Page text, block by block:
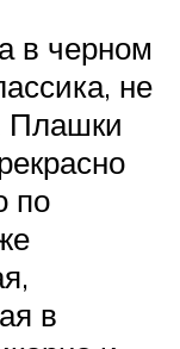
в черном
не
Плашки
по
в